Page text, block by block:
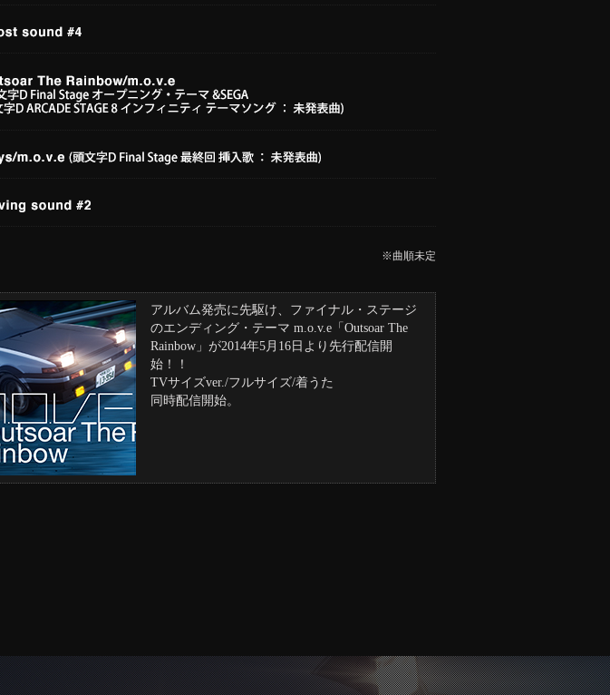
※曲順未定
アルバム発売に先駆け、ファイナル・ステージ
のエンディング・テーマ m.o.v.e「Outsoar The
Rainbow」が2014年5月16日より先行配信開
始！！
TVサイズver./フルサイズ/着うた
同時配信開始。